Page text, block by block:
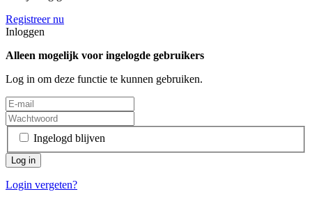
Registreer nu
Inloggen
Alleen mogelijk voor ingelogde gebruikers
Log in om deze functie te kunnen gebruiken.
Ingelogd blijven
Login vergeten?